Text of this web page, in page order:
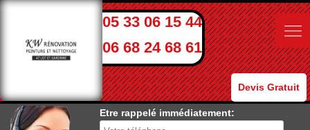
05 33 06 15 44
06 68 24 68 61
Devis Gratuit
Etre rappelé immédiatement: